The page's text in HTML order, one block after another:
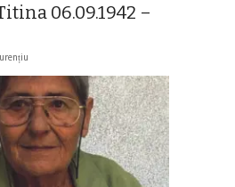
06.09.1942 –